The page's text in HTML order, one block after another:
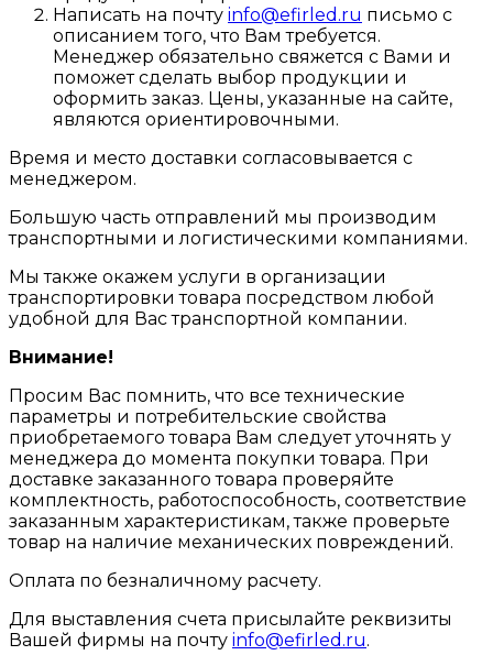
Написать на почту info@efirled.ru письмо с
описанием того, что Вам требуется.
Менеджер обязательно свяжется с Вами и
поможет сделать выбор продукции и
оформить заказ. Цены, указанные на сайте,
являются ориентировочными.
Время и место доставки согласовывается с
менеджером.
Большую часть отправлений мы производим
транспортными и логистическими компаниями.
Мы также окажем услуги в организации
транспортировки товара посредством любой
удобной для Вас транспортной компании.
Внимание!
Просим Вас помнить, что все технические
параметры и потребительские свойства
приобретаемого товара Вам следует уточнять у
менеджера до момента покупки товара. При
доставке заказанного товара проверяйте
комплектность, работоспособность, соответствие
заказанным характеристикам, также проверьте
товар на наличие механических повреждений.
Оплата по безналичному расчету.
Для выставления счета присылайте реквизиты
Вашей фирмы на почту info@efirled.ru.